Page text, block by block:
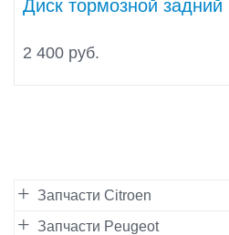
Диск тормозной задний
2 400 руб.
Запчасти Citroen
Запчасти Peugeot